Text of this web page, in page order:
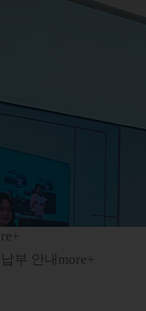
부 안내 more+